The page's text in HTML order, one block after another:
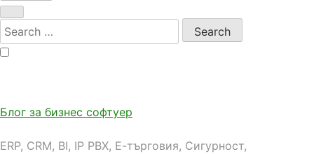
Search
for:
Блог за бизнес софтуер
ERP, CRM, BI, IP PBX, Е-търговия, Сигурност,